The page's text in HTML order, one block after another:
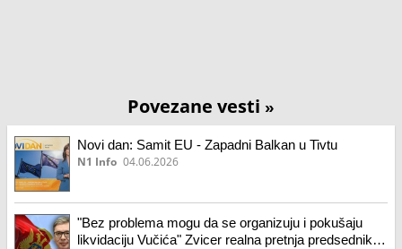
Povezane vesti »
Novi dan: Samit EU - Zapadni Balkan u Tivtu
N1 Info 04.06.2026
"Bez problema mogu da se organizuju i pokušaju
likvidaciju Vučića" Zvicer realna pretnja predsedniku: